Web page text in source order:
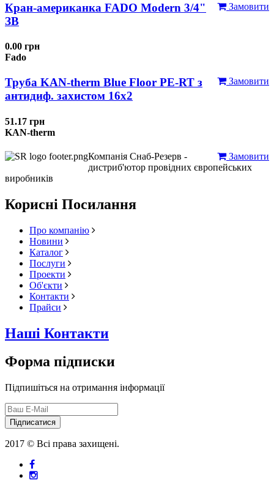
Замовити
Кран-американка FADO Modern 3/4"
ЗВ
0.00 грн
Fado
Замовити
Труба KAN-therm Blue Floor PE-RT з
антидиф. захистом 16х2
51.17 грн
KAN-therm
Замовити
Компанія Снаб-Резерв -
дистриб'ютор провідних європейських
виробників
Корисні Посилання
Про компанію
Новини
Каталог
Послуги
Проекти
Об'єкти
Контакти
Прайси
Наші Контакти
Форма підписки
Підпишіться на отримання інформації
Підписатися
2017 © Всі права захищені.